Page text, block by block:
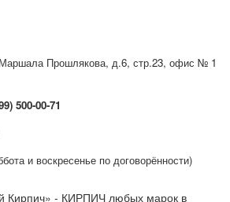
Прошлякова, д.6, стр.23, офис № 1
500-00-71
и воскресенье по договорённости)
Кирпич» - КИРПИЧ любых марок в